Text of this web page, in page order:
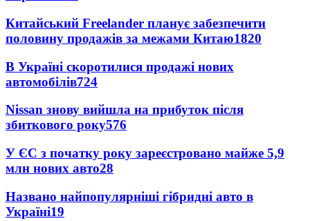
Китайський Freelander планує забезпечити
половину продажів за межами Китаю1820
В Україні скоротилися продажі нових
автомобілів724
Nissan знову вийшла на прибуток після
збиткового року576
У ЄС з початку року зареєстровано майже 5,9
млн нових авто28
Названо найпопулярніші гібридні авто в
Україні19